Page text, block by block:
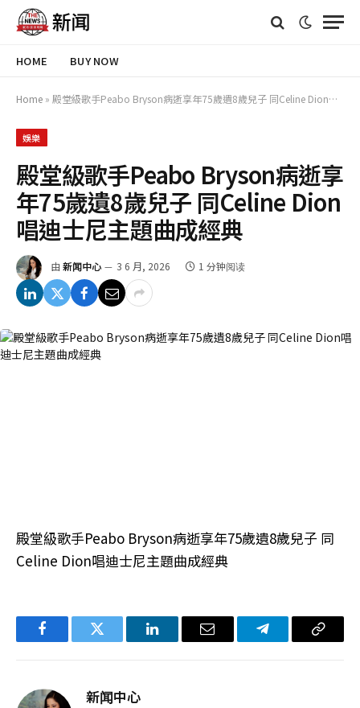
HOME BUY NOW
Home » 殿堂級歌手Peabo Bryson病逝享年75歲遺8歲兒子 同Celine Dion唱迪士尼主題曲成經典
娛樂
殿堂級歌手Peabo Bryson病逝享
年75歲遺8歲兒子 同Celine Dion
唱迪士尼主題曲成經典
由 新闻中心 3 6 月, 2026 1 分钟阅读
殿堂級歌手Peabo Bryson病逝享年75歲遺8歲兒子 同
Celine Dion唱迪士尼主題曲成經典
FacebookTwitter LinkedIn电
Telegram复
新闻中心